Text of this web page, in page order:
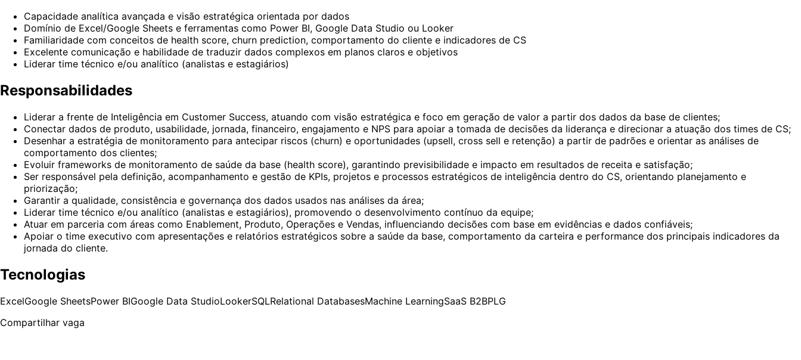
Capacidade analítica avançada e visão estratégica orientada por dados
Domínio de Excel/Google Sheets e ferramentas como Power BI, Google Data Studio ou Looker
Familiaridade com conceitos de health score, churn prediction, comportamento do cliente e indicadores de CS
Excelente comunicação e habilidade de traduzir dados complexos em planos claros e objetivos
Liderar time técnico e/ou analítico (analistas e estagiários)
Responsabilidades
Liderar a frente de Inteligência em Customer Success, atuando com visão estratégica e foco em geração de valor a partir dos dados da base de clientes;
Conectar dados de produto, usabilidade, jornada, financeiro, engajamento e NPS para apoiar a tomada de decisões da liderança e direcionar a atuação dos times de CS;
Desenhar a estratégia de monitoramento para antecipar riscos (churn) e oportunidades (upsell, cross sell e retenção) a partir de padrões e orientar as análises de
comportamento dos clientes;
Evoluir frameworks de monitoramento de saúde da base (health score), garantindo previsibilidade e impacto em resultados de receita e satisfação;
Ser responsável pela definição, acompanhamento e gestão de KPIs, projetos e processos estratégicos de inteligência dentro do CS, orientando planejamento e
priorização;
Garantir a qualidade, consistência e governança dos dados usados nas análises da área;
Liderar time técnico e/ou analítico (analistas e estagiários), promovendo o desenvolvimento contínuo da equipe;
Atuar em parceria com áreas como Enablement, Produto, Operações e Vendas, influenciando decisões com base em evidências e dados confiáveis;
Apoiar o time executivo com apresentações e relatórios estratégicos sobre a saúde da base, comportamento da carteira e performance dos principais indicadores da
jornada do cliente.
Tecnologias
ExcelGoogle SheetsPower BIGoogle Data StudioLookerSQLRelational DatabasesMachine LearningSaaS B2BPLG
Compartilhar vaga